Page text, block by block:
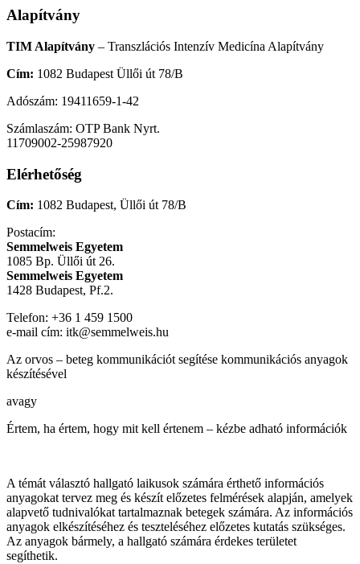
Alapítvány
TIM Alapítvány – Transzlációs Intenzív Medicína Alapítvány
Cím: 1082 Budapest Üllői út 78/B
Adószám: 19411659-1-42
Számlaszám: OTP Bank Nyrt.
11709002-25987920
Elérhetőség
Cím: 1082 Budapest, Üllői út 78/B
Postacím:
Semmelweis Egyetem
1085 Bp. Üllői út 26.
Semmelweis Egyetem
1428 Budapest, Pf.2.
Telefon: +36 1 459 1500
e-mail cím: itk@semmelweis.hu
Az orvos – beteg kommunikációt segítése kommunikációs anyagok
készítésével
avagy
Értem, ha értem, hogy mit kell értenem – kézbe adható információk
A témát választó hallgató laikusok számára érthető információs
anyagokat tervez meg és készít előzetes felmérések alapján, amelyek
alapvető tudnivalókat tartalmaznak betegek számára. Az információs
anyagok elkészítéséhez és teszteléséhez előzetes kutatás szükséges.
Az anyagok bármely, a hallgató számára érdekes területet
segíthetik.